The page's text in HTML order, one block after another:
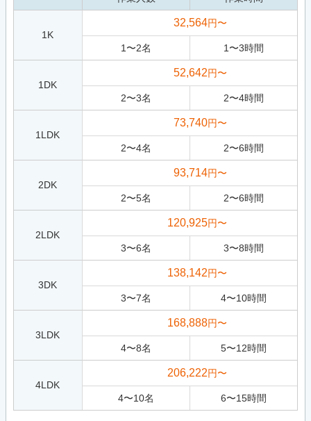
1K
32,564円〜
1 〜2名 1 〜3時間
1DK
52,642円〜
2〜3名 2〜4時間
1LDK
73,740円〜
2〜4名 2〜6時間
2DK
93,714円〜
2〜5名 2〜6時間
2LDK
120,925円〜
3〜6名 3〜8時間
3DK
138,142円〜
3〜7名 4〜10時間
3LDK
168,888円〜
4〜8名 5〜12時間
4LDK
206,222円〜
4〜10名 6〜15時間